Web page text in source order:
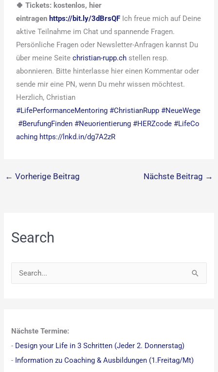
🍀 Tickets: kostenlos, hier
eintragen https://bit.ly/3dBrsQF Ich freue mich auf Deine
aktive Teilnahme im Chat und spannende Fragen.
Persönliche Fragen oder Newsletter-Anfragen kannst Du
über meine Seitechristian-rupp.ch stellen resp.
abonnieren. Bitte hinterlasse hier einen Kommentar oder
sende mir eine PN, wenn Du mehr wissen möchtest.
Herzlich, Christian
#LifePerformanceMentoring #ChristianRupp #NeueWege
#BerufungFinden #Neuorientierung #HERZcode #LifeCo
aching https://lnkd.in/dg7A2zR
← Vorherige Beitrag Nächste Beitrag →
Search
e
n
n
Nächste Termine:
- Design your Life in 3 Schritten (Jeder 2. Donnerstag)
- Information zu Coaching & Ausbildungen (1.Freitag/Mt)